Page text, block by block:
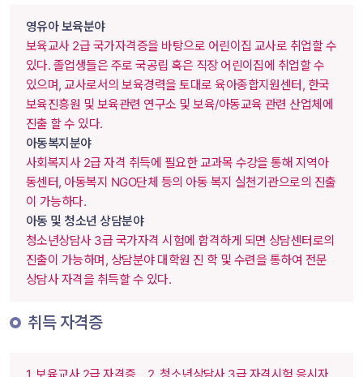
영유아 보육분야
보육교사 2급 국가자격증을 바탕으로 어린이집 교사로 취업할 수
있다. 졸업생들은 주로 국공립 혹은 직장 어린이집에 취업할 수
있으며, 교사로서의 보육경력을 토대로 육아종합지원센터, 한국
보육진흥원 및 보육관련 연구소 및 보육/아동교육 관련 산업체에
진출 할 수 있다.
아동복지분야
사회복지사 2급 자격 취득에 필요한 교과목 수강을 통해 지역아
동센터, 아동복지 NGO단체 등의 아동 복지 실천기관으로의 진출
이 가능하다.
아동 및 청소년 상담분야
청소년상담사 3급 국가자격 시험에 합격하게 되면 상담센터로의
진출이 가능하며, 상담분야 대학원 진 학 및 수련을 통하여 전문
상담사 자격을 취득할 수 있다.
취득 자격증